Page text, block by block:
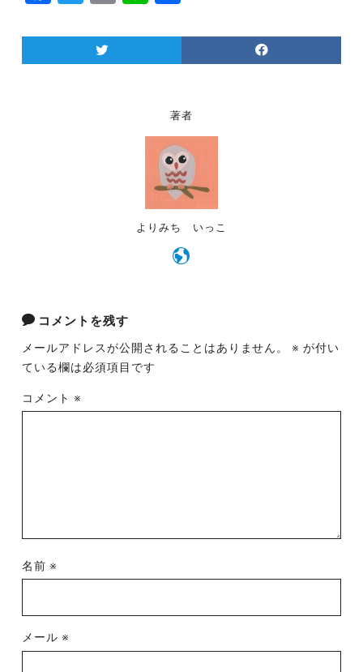
c
e
itt
er
ai
l
e
著者
よりみち いっこ
コメントを残す
メールアドレスが公開されることはありません。 ※ が付い
ている欄は必須項目です
コメント ※
名前 ※
メール ※